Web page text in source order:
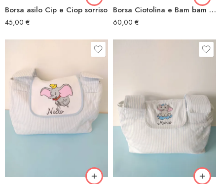
Borsa asilo Cip e Ciop sorriso
45,00 €
Borsa Ciotolina e Bam bam baby
60,00 €